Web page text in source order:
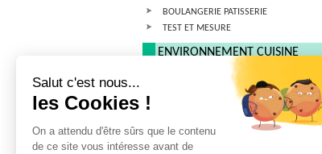
Salut c'est nous...
les Cookies !
On a attendu d'être sûrs que le contenu
de ce site vous intéresse avant de
BOULANGERIE PATISSERIE
TEST ET MESURE
ENVIRONNEMENT CUISINE
TRANSPORT ISOTHERME
MATERIEL ELECTRIQUE